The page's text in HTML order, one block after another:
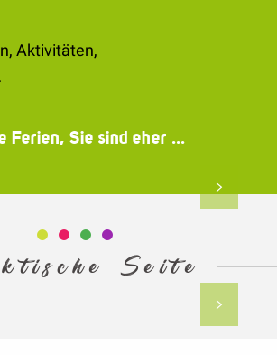
Aktivitäten,
Ferien, Sie sind eher ...
Im Duett
Seite